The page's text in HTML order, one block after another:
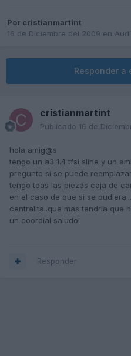
Por cristianmartint
16 de Diciembre del 2009 en
Responder a
cristianmartint
Publicado 16 de
hola amig@s
tengo un a3 1.4 tfsi sline y un
pregunto si se puede
tengo toas las piezas caja de
en el caso de que si se
centralita..que mas tendria que
un coordial saludo!
Responder